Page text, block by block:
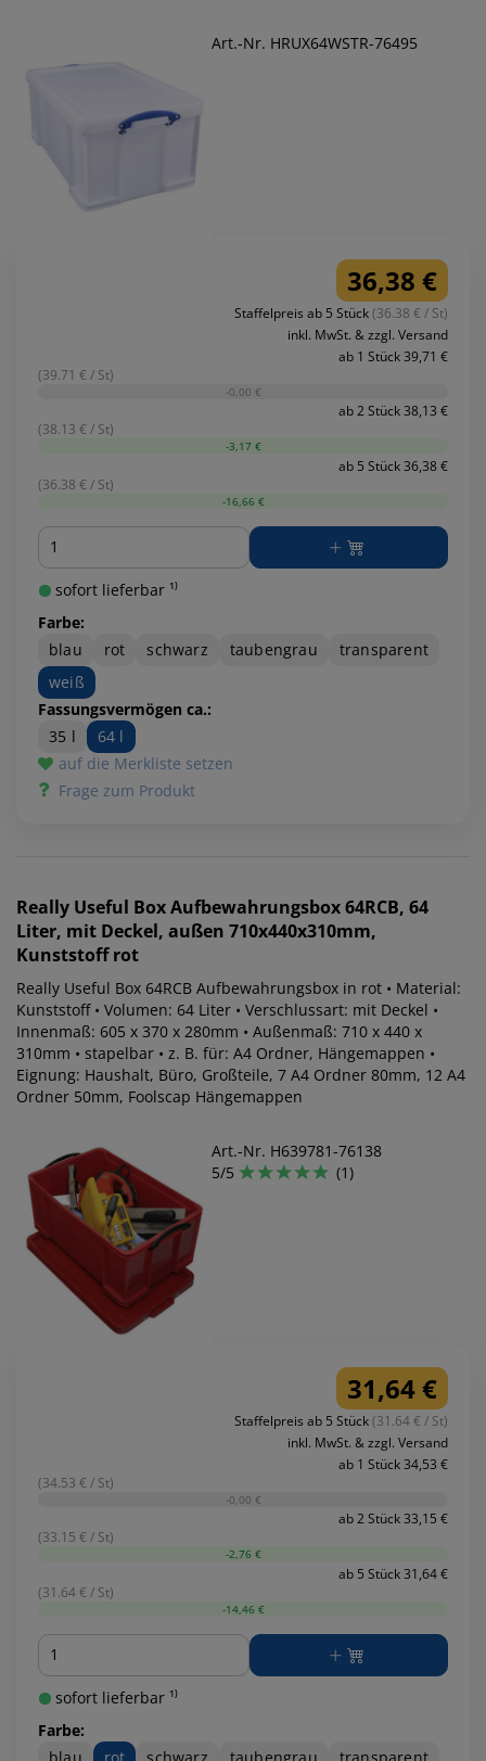
Art.-Nr. HRUX64WSTR-76495
36,38 €
Staffelpreis ab 5 Stück(36.38 € / St)
inkl. MwSt. & zzgl. Versand
ab 1 Stück 39,71 €
(39.71 € / St)
-0,00 €
ab 2 Stück 38,13 €
(38.13 € / St)
-3,17 €
ab 5 Stück 36,38 €
(36.38 € / St)
-16,66 €
Menge
sofort lieferbar ¹⁾
Farbe:
blau
rot schwarz taubengrau
transparent
weiß
Fassungsvermögen ca.:
35 l
64 l
auf die Merkliste setzen
Frage zum Produkt
Really Useful BoxAufbewahrungsbox 64RCB, 64
Liter, mit Deckel, außen 710x440x310mm,
Kunststoff rot
Really Useful Box 64RCB Aufbewahrungsbox in rot • Material:
Kunststoff • Volumen: 64 Liter • Verschlussart: mit Deckel •
Innenmaß: 605 x 370 x 280mm • Außenmaß: 710 x 440 x
310mm • stapelbar • z. B. für: A4 Ordner, Hängemappen •
Eignung: Haushalt, Büro, Großteile, 7 A4 Ordner 80mm, 12 A4
Ordner 50mm, Foolscap Hängemappen
Art.-Nr. H639781-76138
5/5
(1)
31,64 €
Staffelpreis ab 5 Stück(31.64 € / St)
inkl. MwSt. & zzgl. Versand
ab 1 Stück 34,53 €
(34.53 € / St)
-0,00 €
ab 2 Stück 33,15 €
(33.15 € / St)
-2,76 €
ab 5 Stück 31,64 €
(31.64 € / St)
-14,46 €
Menge
sofort lieferbar ¹⁾
Farbe: